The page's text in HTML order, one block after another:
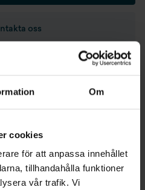
Om
cookies
för att anpassa innehållet
tillhandahålla funktioner
vår trafik. Vi
1614 kg
750 kg
oss